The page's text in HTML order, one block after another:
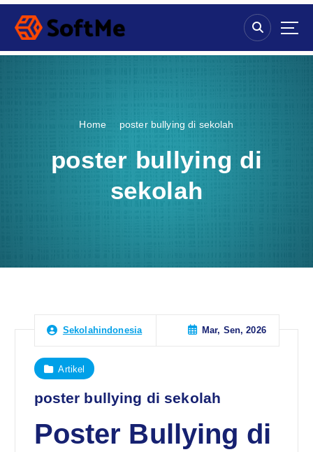
S
p
Home poster bullying di sekolah
poster bullying di
sekolah
Sekolahindonesia Mar, Sen, 2026
Artikel
poster bullying di sekolah
Poster Bullying di